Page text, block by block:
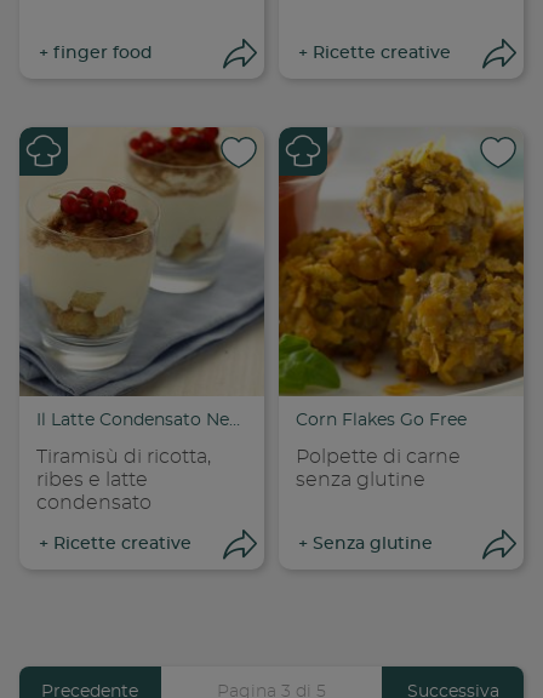
+ finger food
Condividi su
Copia link
+ Ricette creative
Il Latte Condensato Nestlé
Tiramisù di ricotta,
ribes e latte
condensato
+ Ricette creative
Corn Flakes Go Free
Polpette di carne
senza glutine
+ Senza glutine
Previous
Precedente Pagina 3 di 5 Pagina
Successiva